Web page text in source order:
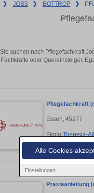
Alle Cookies
Einstellungen
❯ JOBS ❯ BOTTROP ❯
Sie suchen nach Pflegefachkraft
Fachkräfte oder Quereinsteiger.
Pflegefachkraft
Essen, 45277
Firma:Theresia-
Praxisanleitung